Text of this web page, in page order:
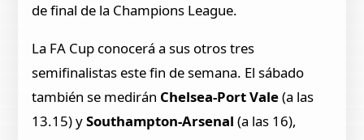
de final de la Champions League.
La FA Cup conocerá a sus otros tres
semifinalistas este fin de semana. El sábado
también se medirán Chelsea-Port Vale(a las
13.15) ySouthampton-Arsenal (a las 16),